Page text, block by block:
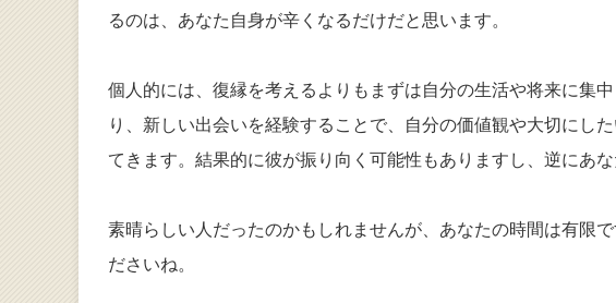
るのは、あなた自身が辛くなるだけだと思います。
個人的には、復縁を考えるよりもまずは自分の生活や将来に集
り、新しい出会いを経験することで、自分の価値観や大切にし
てきます。結果的に彼が振り向く可能性もありますし、逆にあ
素晴らしい人だったのかもしれませんが、あなたの時間は有限
ださいね。